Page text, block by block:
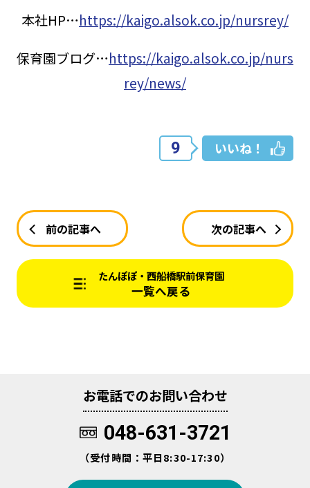
本社HP…https://kaigo.alsok.co.jp/nursrey/
保育園ブログ…https://kaigo.alsok.co.jp/nurs
rey/news/
9 いいね！
前の記事へ 次の記事へ
たんぽぽ・西船橋駅前保育園
一覧へ戻る
お電話でのお問い合わせ
048-631-3721
（受付時間：平日8:30-17:30）